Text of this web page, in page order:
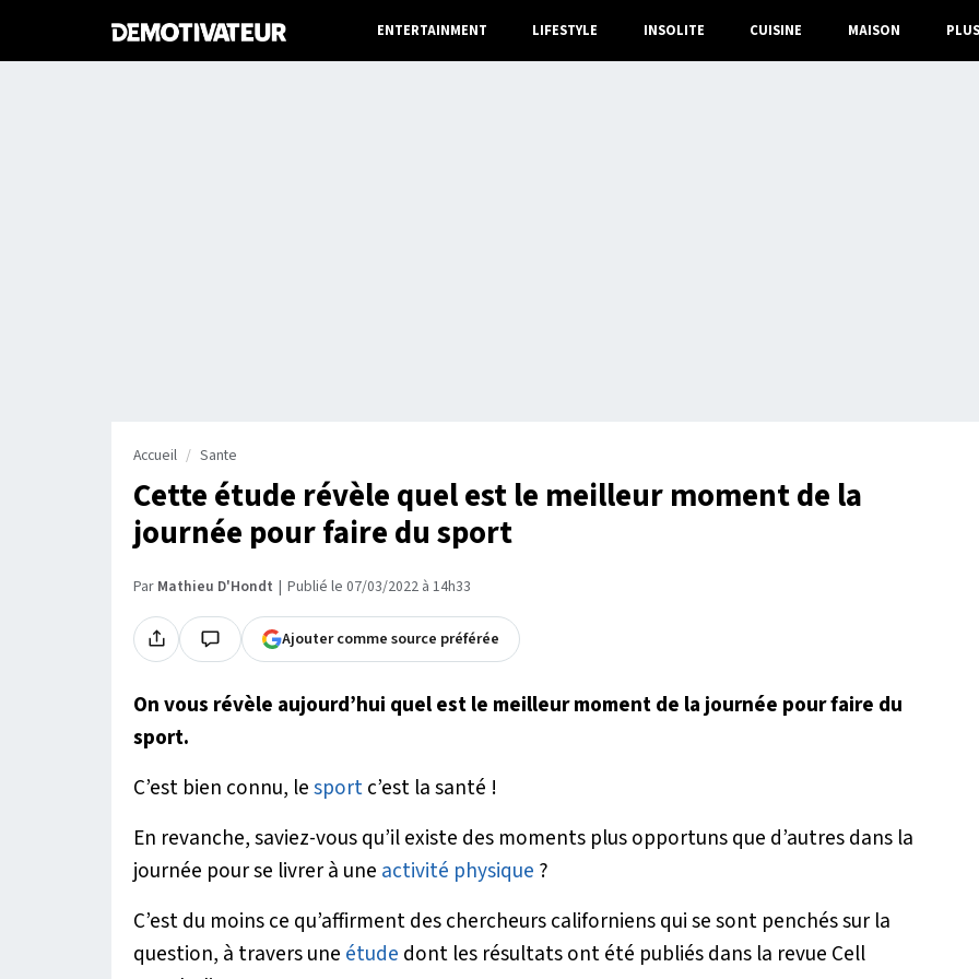
ENTERTAINMENT LIFESTYLE INSOLITE CUISINE MAISON PLUS
Accueil Sante
Cette étude révèle quel est le meilleur moment de la
journée pour faire du sport
Par Mathieu D'Hondt Publié le 07/03/2022 à 14h33
Ajouter comme source préférée
On vous révèle aujourd’hui quel est le meilleur moment de la journée pour faire du
sport.
C’est bien connu, lesportc’est la santé !
En revanche, saviez-vous qu’il existe des moments plus opportuns que d’autres dans la
journée pour se livrer à une activité physique ?
C’est du moins ce qu’affirment des chercheurs californiens qui se sont penchés sur la
question, à travers une étude dont les résultats ont été publiés dans la revue Cell